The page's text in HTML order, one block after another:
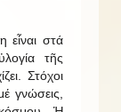
στά
τῆς
Στόχοι
γνώσεις,